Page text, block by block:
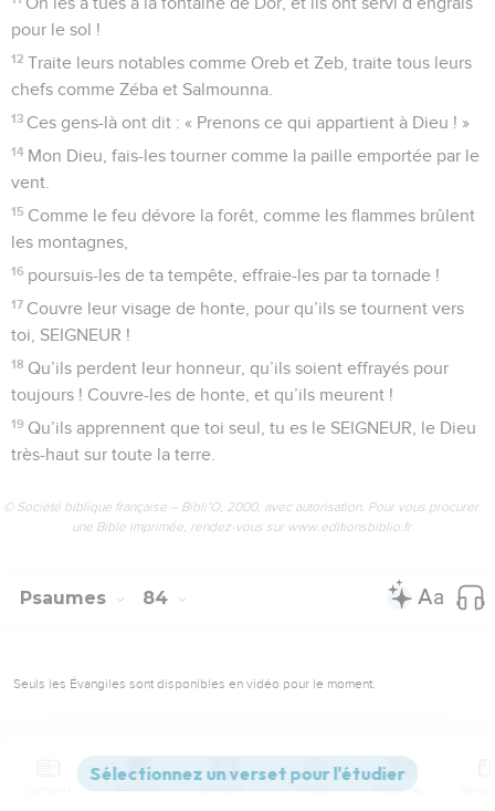
pour le sol !
12 Traite leurs notables comme Oreb et Zeb, traite tous leurs
chefs comme Zéba et Salmounna.
13 Ces gens-là ont dit : « Prenons ce qui appartient à Dieu ! »
14 Mon Dieu, fais-les tourner comme la paille emportée par le
vent.
15 Comme le feu dévore la forêt, comme les flammes brûlent
les montagnes,
16 poursuis-les de ta tempête, effraie-les par ta tornade !
17 Couvre leur visage de honte, pour qu’ils se tournent vers
toi, SEIGNEUR !
18 Qu’ils perdent leur honneur, qu’ils soient effrayés pour
toujours ! Couvre-les de honte, et qu’ils meurent !
19 Qu’ils apprennent que toi seul, tu es le SEIGNEUR, le Dieu
très-haut sur toute la terre.
© Société biblique française – Bibli’O, 2000, avec autorisation. Pour vous procurer
une Bible imprimée, rendez-vous sur www.editionsbiblio.fr
Psaumes 84
Seuls les Évangiles sont disponibles en vidéo pour le moment.
Psaume du groupe de Coré, pris dans le livre du chef de
Versions Commentaires Strong